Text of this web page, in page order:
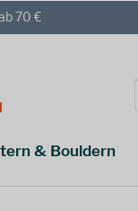
70 €
& Bouldern